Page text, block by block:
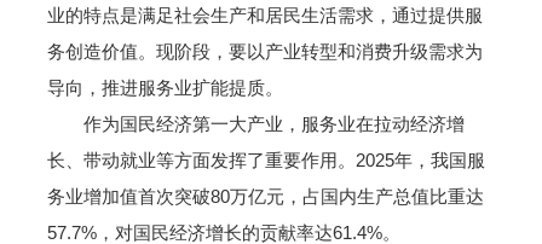
业的特点是满足社会生产和居民生活需求，通过提供服
务创造价值。现阶段，要以产业转型和消费升级需求为
导向，推进服务业扩能提质。
作为国民经济第一大产业，服务业在拉动经济增
长、带动就业等方面发挥了重要作用。2025年，我国服
务业增加值首次突破80万亿元，占国内生产总值比重达
57.7%，对国民经济增长的贡献率达61.4%。